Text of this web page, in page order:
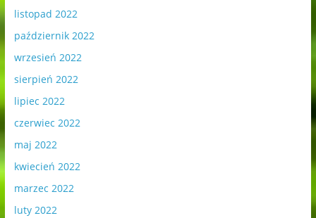
listopad 2022
październik 2022
wrzesień 2022
sierpień 2022
lipiec 2022
czerwiec 2022
maj 2022
kwiecień 2022
marzec 2022
luty 2022